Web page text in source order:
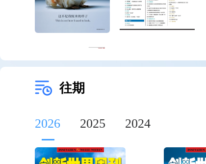
往期
2026 2025 2024